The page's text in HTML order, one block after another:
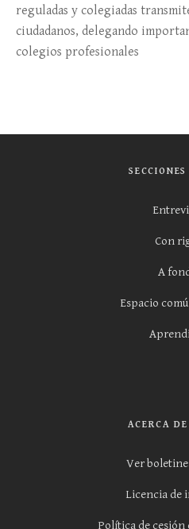
reguladas y colegiadas
ciudadanos, delegando
colegios profesionales
SECCIONES
Con
A
Espacio
ACERCA DE
Ver
Licencia de
Política de